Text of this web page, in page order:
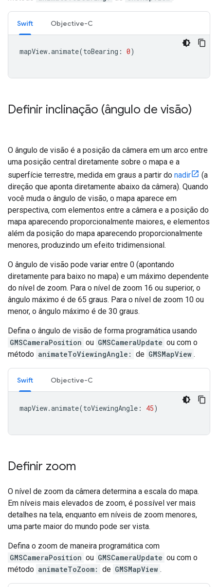
Swift Objective-C
mapView.animate(toBearing : 0)
Definir inclinação (ângulo de visão)
O ângulo de visão é a posição da câmera em um arco entre
uma posição central diretamente sobre o mapa e a
superfície terrestre, medida em graus a partir do nadir
(a
direção que aponta diretamente abaixo da câmera). Quando
você muda o ângulo de visão, o mapa aparece em
perspectiva, com elementos entre a câmera e a posição do
mapa aparecendo proporcionalmente maiores, e elementos
além da posição do mapa aparecendo proporcionalmente
menores, produzindo um efeito tridimensional.
O ângulo de visão pode variar entre 0 (apontando
diretamente para baixo no mapa) e um máximo dependente
do nível de zoom. Para o nível de zoom 16 ou superior, o
ângulo máximo é de 65 graus. Para o nível de zoom 10 ou
menor, o ângulo máximo é de 30 graus.
Defina o ângulo de visão de forma programática usando
GMSCameraPosition ou GMSCameraUpdate ou com o
método animateToViewingAngle: de GMSMapView .
Swift Objective-C
mapView.animate(toViewingAngle : 45)
Definir zoom
O nível de zoom da câmera determina a escala do mapa.
Em níveis mais elevados de zoom, é possível ver mais
detalhes na tela, enquanto em níveis de zoom menores,
uma parte maior do mundo pode ser vista.
Defina o zoom de maneira programática com
GMSCameraPosition ou GMSCameraUpdate ou com o
método animateToZoom: de GMSMapView .